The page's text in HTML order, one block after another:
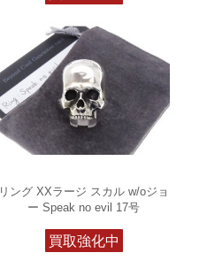
リング XXラージ スカル w/oジョ
ー Speak no evil 17号
買取強化中